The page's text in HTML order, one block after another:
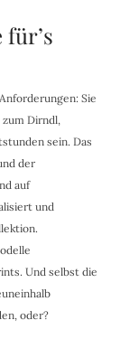
Sie
zum Dirndl,
sein. Das
der
auf
und
Und selbst die
oder?